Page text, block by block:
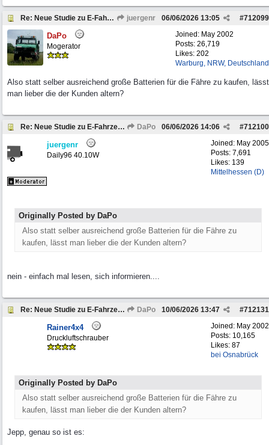
Re: Neue Studie zu E-Fahrzeugen juergenr #712099
06/06/2026 13:05
Joined: May 2002
Posts: 26,719
Likes: 202
Warburg, NRW, Deutschland
DaPo
Mogerator
Also statt selber ausreichend große Batterien für die Fähre zu kaufen, lässt
man lieber die der Kunden altern?
Re: Neue Studie zu E-Fahrzeugen DaPo #712100
06/06/2026 14:06
Joined: May 2005
Posts: 7,691
Likes: 139
Mittelhessen (D)
juergenr
Daily96 40.10W
Originally Posted by DaPo
Also statt selber ausreichend große Batterien für die Fähre zu
kaufen, lässt man lieber die der Kunden altern?
nein - einfach mal lesen, sich informieren....
Re: Neue Studie zu E-Fahrzeugen DaPo #712131
10/06/2026 13:47
Joined: May 2002
Posts: 10,165
Likes: 87
bei Osnabrück
Rainer4x4
Druckluftschrauber
Originally Posted by DaPo
Also statt selber ausreichend große Batterien für die Fähre zu
kaufen, lässt man lieber die der Kunden altern?
Jepp, genau so ist es: